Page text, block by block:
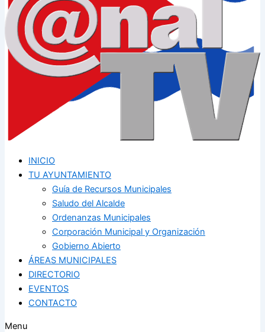
INICIO
TU AYUNTAMIENTO
Guía de Recursos Municipales
Saludo del Alcalde
Ordenanzas Municipales
Corporación Municipal y Organización
Gobierno Abierto
ÁREAS MUNICIPALES
DIRECTORIO
EVENTOS
CONTACTO
Menu